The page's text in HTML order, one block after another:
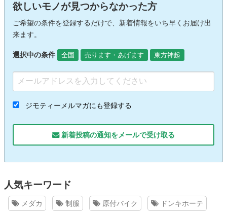
欲しいモノが見つからなかった方
ご希望の条件を登録するだけで、新着情報をいち早くお届け出
来ます。
選択中の条件 全国 売ります・あげます 東方神起
ジモティーメルマガにも登録する
新着投稿の通知をメールで受け取る
人気キーワード
メダカ 制服 原付バイク ドンキホーテ